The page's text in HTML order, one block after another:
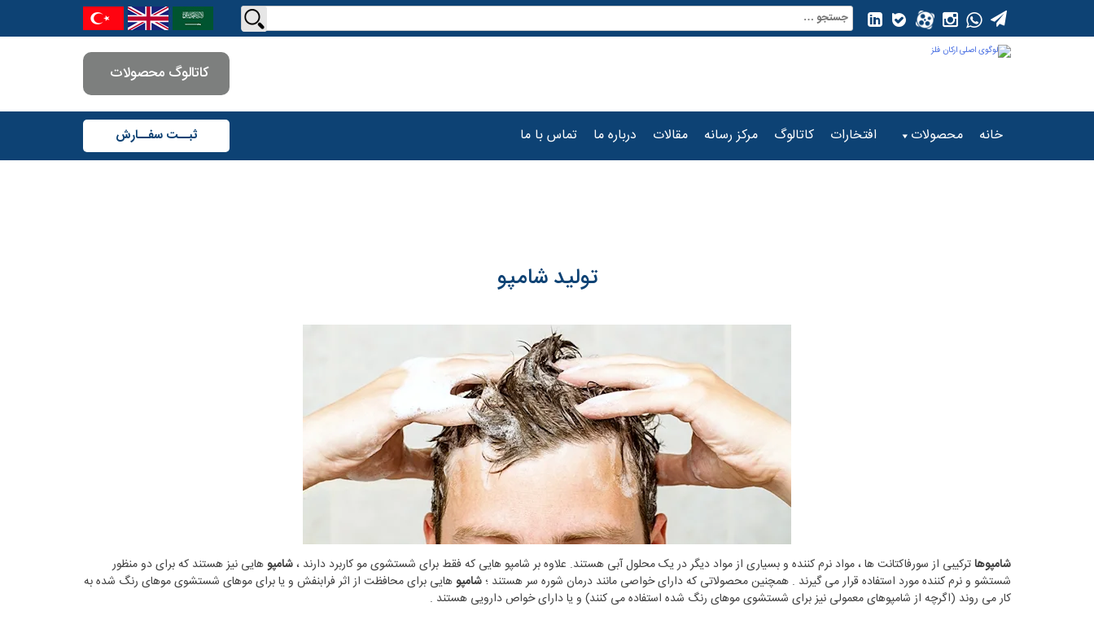
جستجو
برای:
کاتالوگ محصولات
خانه محصولات افتخارات کاتالوگ مرکز رسانه مقالات درباره ما تماس با ما ثبــت سفــارش
تولید شامپو
شامپوها ترکیبی از سورفاکتانت ها ، مواد نرم کننده و بسیاری از مواد دیگر در یک محلول آبی هستند. علاوه بر شامپو هایی که فقط برای شستشوی مو کاربرد دارند ،شامپوهایی نیز هستند که برای دو منظور
شستشو و نرم کننده مورد استفاده قرار می گیرند . همچنین محصولاتی که دارای خواصی مانند درمان شوره سر هستند ؛ شامپوهایی برای محافظت از اثر فرابنفش و یا برای موهای شستشوی موهای رنگ شده به
کار می روند (اگرچه از شامپوهای معمولی نیز برای شستشوی موهای رنگ شده استفاده می کنند) و یا دارای خواص دارویی هستند .